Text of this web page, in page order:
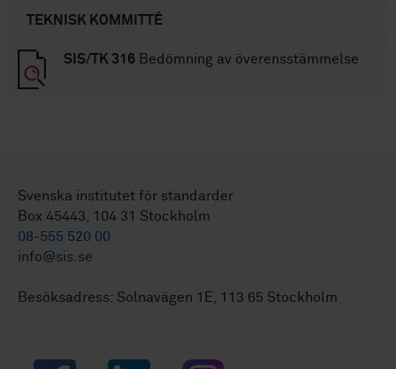
TEKNISK KOMMITTÉ
SIS/TK 316 Bedömning av överensstämmelse
Svenska institutet för standarder
Box 45443, 104 31 Stockholm
08-555 520 00
info@sis.se
Besöksadress: Solnavägen 1E, 113 65 Stockholm